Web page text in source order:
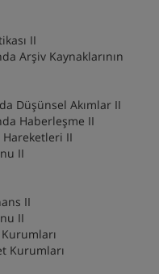
II
Arşiv Kaynaklarının
Düşünsel Akımlar II
Haberleşme II
II
II
II
II
Kurumları